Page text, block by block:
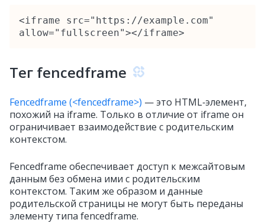
<iframe src="https://example.com"
allow="fullscreen"></iframe>
Тег fencedframe
Fencedframe (<fencedframe>) — это HTML‑элемент,
похожий на iframe. Только в отличие от iframe он
ограничивает взаимодействие с родительским
контекстом.
Fencedframe обеспечивает доступ к межсайтовым
данным без обмена ими с родительским
контекстом. Таким же образом и данные
родительской страницы не могут быть переданы
элементу типа fencedframe.